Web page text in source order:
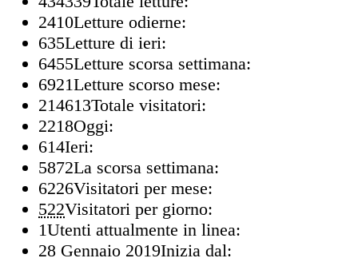
2410Letture odierne:
635Letture di ieri:
6455Letture scorsa settimana:
6921Letture scorso mese:
214613Totale visitatori:
2218Oggi:
614Ieri:
5872La scorsa settimana:
6226Visitatori per mese:
522Visitatori per giorno:
1Utenti attualmente in linea:
28 Gennaio 2019Inizia dal: